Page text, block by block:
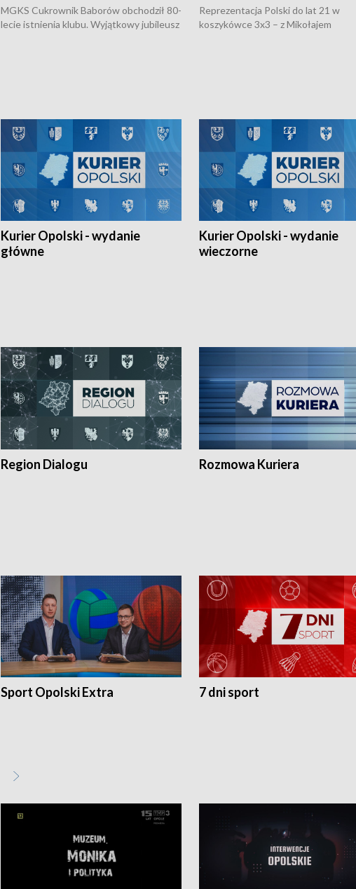
MGKS Cukrownik Baborów obchodził 80-
lecie istnienia klubu. Wyjątkowy jubileusz
Reprezentacja Polski do lat 21 w
koszykówce 3x3 – z Mikołajem
Kurier Opolski - wydanie
główne
Kurier Opolski - wydanie
wieczorne
Region Dialogu Rozmowa Kuriera
Sport Opolski Extra 7 dni sport